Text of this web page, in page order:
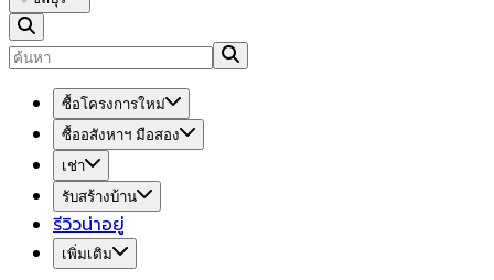
ซื้อโครงการใหม่
ซื้ออสังหาฯ มือสอง
เช่า
รับสร้างบ้าน
รีวิวน่าอยู่
เพิ่มเติม